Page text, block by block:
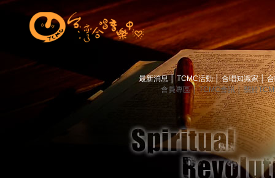
最新消息 TCMC活動│ 合唱知識家│
會員專區│ TCMC會訊│ 關於